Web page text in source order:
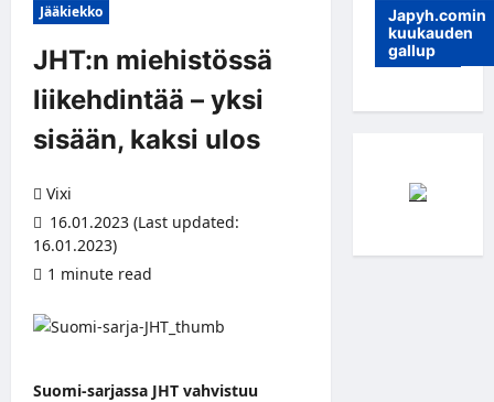
Jääkiekko
JHT:n miehistössä
liikehdintää – yksi
sisään, kaksi ulos
Vixi
16.01.2023 (Last updated:
16.01.2023)
1 minute read
Suomi-sarjassa JHT vahvistuu
Japyh.comin
kuukauden
gallup